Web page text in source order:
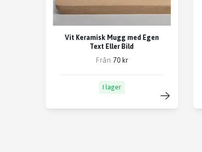
Vit Keramisk Mugg med Egen
Text Eller Bild
Från 70 kr
I lager